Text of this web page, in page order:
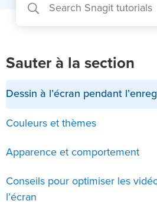
Sauter à la section
Dessin à l’écran pendant
Couleurs et thèmes
Apparence et comportement
Conseils pour optimiser les
l’écran